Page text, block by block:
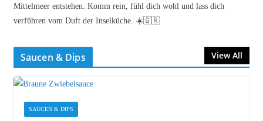
Mittelmeer entstehen. Komm rein, fühl dich wohl und lass dich
verführen vom Duft der Inselküche. ☀️🇬🇷
Saucen & Dips View All
SAUCEN & DIPS